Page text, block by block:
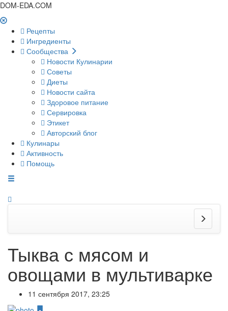
DOM-EDA.COM
Рецепты
Ингредиенты
Сообщества
Новости Кулинарии
Советы
Диеты
Новости сайта
Здоровое питание
Сервировка
Этикет
Авторский блог
Кулинары
Активность
Помощь
Тыква с мясом и
овощами в мультиварке
11 сентября 2017, 23:25